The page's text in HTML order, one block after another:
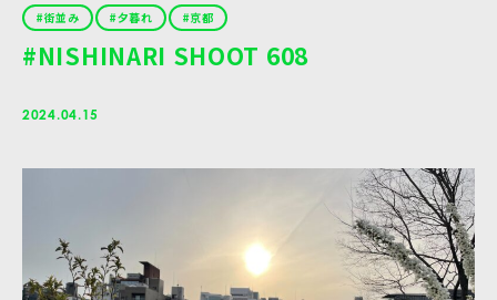
街並み 夕暮れ 京都
#NISHINARI SHOOT 608
2024.04.15